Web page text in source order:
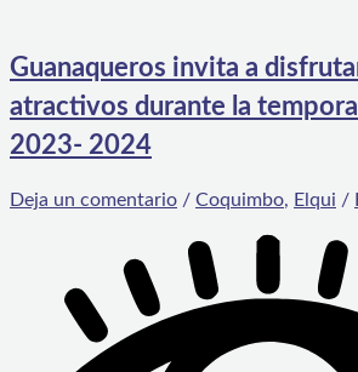
Guanaqueros invita a
atractivos durante la
2023- 2024
Deja un comentario / Coquimbo, Elqui /